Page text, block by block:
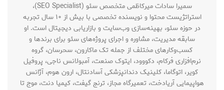
سمیرا سادات میرکاظمی متخصص سئو (SEO Specialist)،
استراتژیست محتوا و نویسنده تخصصی با بیش از ۱۰ سال تجربه
در حوزه سئو، بهینه‌سازی وب‌سایت و بازاریابی دیجیتال است. او
سابقه مدیریت، مشاوره و اجرای پروژه‌های سئو برای برندها و
کسب‌وکارهای مختلف از جمله تک ماکارون، سحرسان، گروه
نرم‌افزاری فرکام، دکووود، ایتوک صنعت، آمبولانس ناجی، پروفیل
کویر، اتوگاما، کلینیک دندانپزشکی آسادنتال، ارون هوم، آژانس
هواپیمایی آریادخت، تعمیرگاه مجاز، ترنج گیفت، کیمیا دنت، موج تا